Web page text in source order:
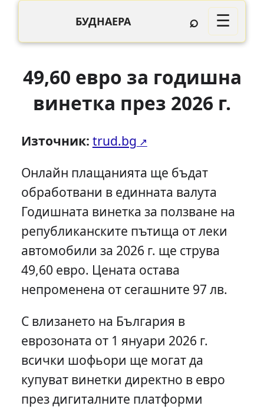
БУДНАЕРА ⌕ ☰
49,60 евро за годишна
винетка през 2026 г.
Източник: trud.bg
Онлайн плащанията ще бъдат
обработвани в единната валута
Годишната винетка за ползване на
републиканските пътища от леки
автомобили за 2026 г. ще струва
49,60 евро. Цената остава
непроменена от сегашните 97 лв.
С влизането на България в
еврозоната от 1 януари 2026 г.
всички шофьори ще могат да
купуват винетки директно в евро
през дигиталните платформи